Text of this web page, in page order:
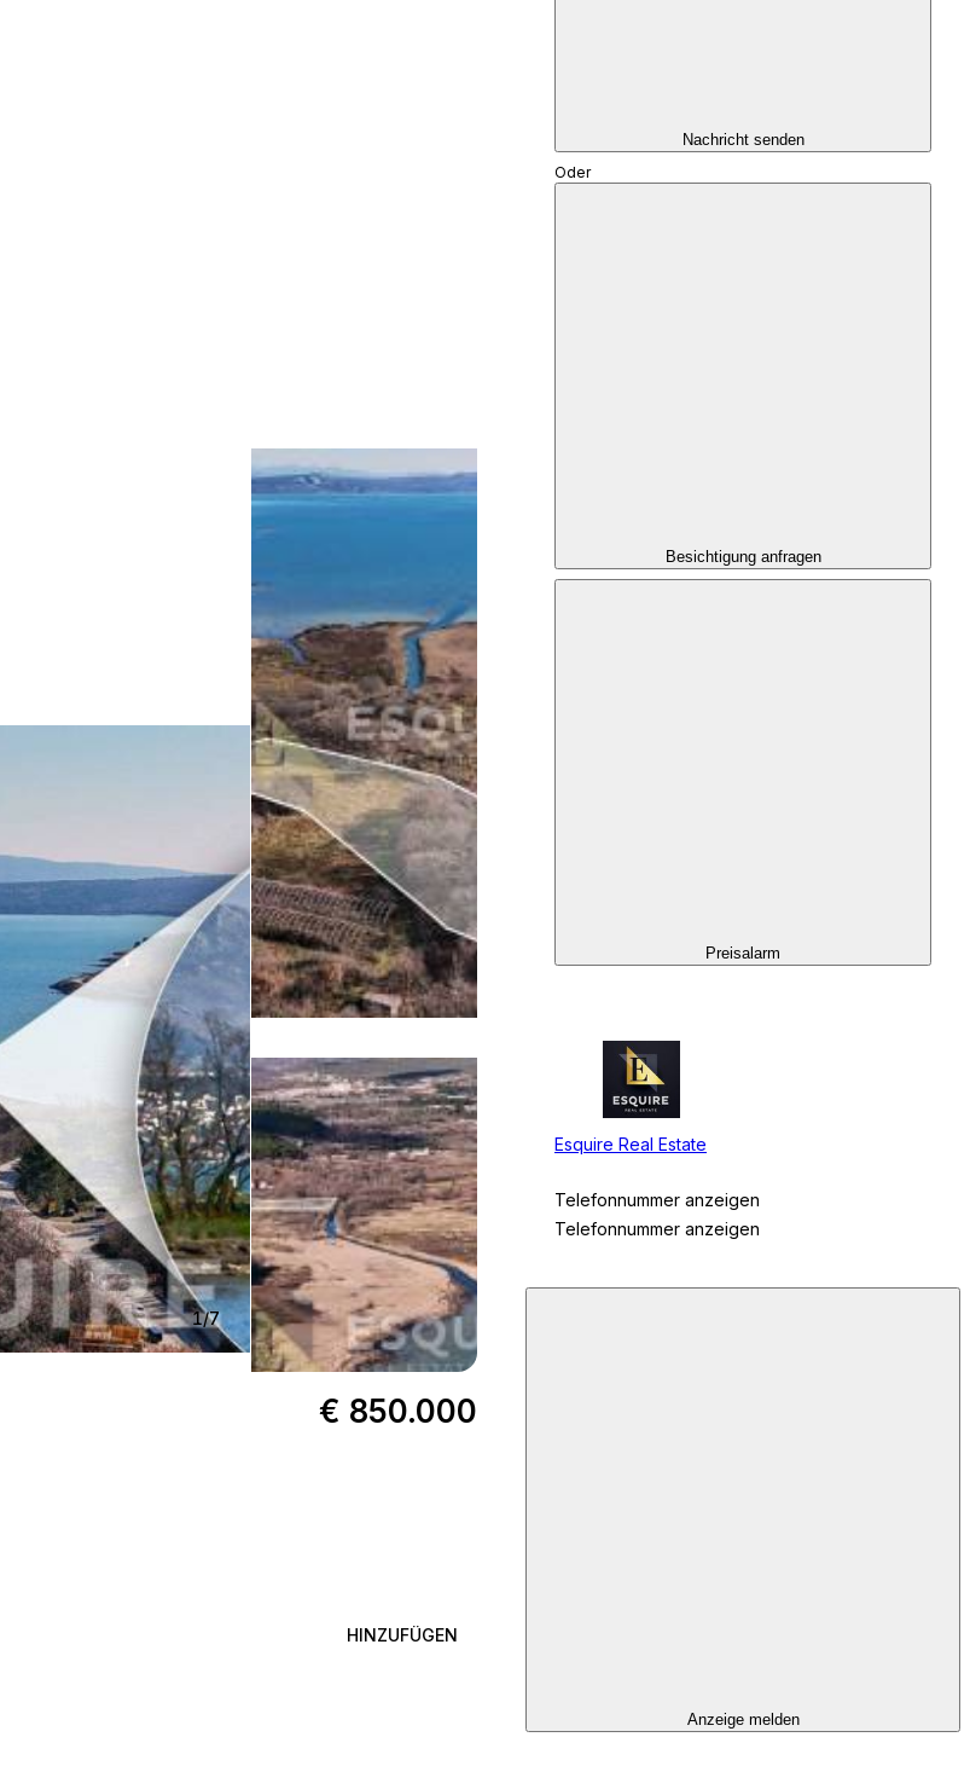
1/7
€ 850.000
HINZUFÜGEN
Nachricht senden
Oder
Besichtigung anfragen
Preisalarm
Esquire Real Estate
Telefonnummer anzeigen
Telefonnummer anzeigen
Anzeige melden